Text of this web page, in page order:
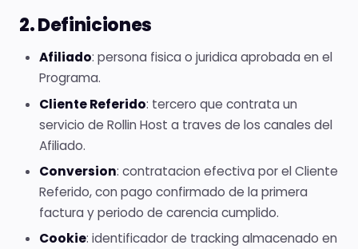
2. Definiciones
Afiliado: persona fisica o juridica aprobada en el
Programa.
Cliente Referido: tercero que contrata un
servicio de Rollin Host a traves de los canales del
Afiliado.
Conversion: contratacion efectiva por el Cliente
Referido, con pago confirmado de la primera
factura y periodo de carencia cumplido.
Cookie: identificador de tracking almacenado en